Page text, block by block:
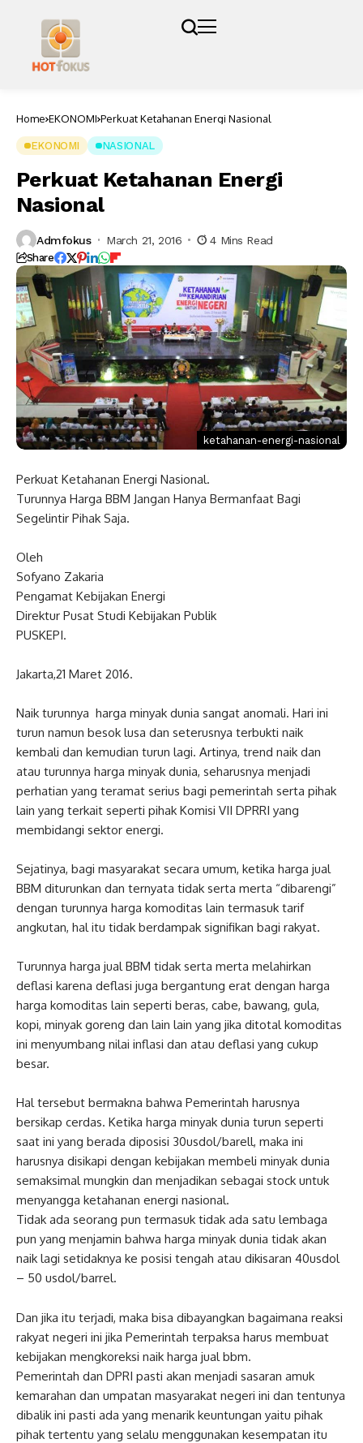
Home EKONOMI Perkuat Ketahanan Energi Nasional
EKONOMI NASIONAL
Perkuat Ketahanan Energi
Nasional
Admfokus March 21, 2016 4 Mins Read
Share
ketahanan-energi-nasional
Perkuat Ketahanan Energi Nasional.
Turunnya Harga BBM Jangan Hanya Bermanfaat Bagi
Segelintir Pihak Saja.‎
Oleh
Sofyano Zakaria
Pengamat Kebijakan Energi
Direktur Pusat Studi Kebijakan Publik
PUSKEPI.
Jakarta,21 Maret 2016.
Naik turunnya harga minyak dunia sangat anomali. Hari ini
turun namun besok lusa dan seterusnya terbukti naik
kembali dan kemudian turun lagi. Artinya, trend naik dan
atau turunnya harga minyak dunia, seharusnya menjadi
perhatian yang teramat serius bagi pemerintah serta pihak
lain yang terkait seperti pihak Komisi VII DPRRI yang
membidangi sektor energi.
Sejatinya, bagi masyarakat secara umum, ketika harga jual
BBM diturunkan dan ternyata tidak serta merta “dibarengi”
dengan turunnya harga komoditas lain termasuk tarif
angkutan, hal itu tidak berdampak signifikan bagi rakyat.
Turunnya harga jual BBM tidak serta merta melahirkan
deflasi karena deflasi juga bergantung erat dengan harga
harga komoditas lain seperti beras, cabe, bawang, gula,
kopi, minyak goreng dan lain lain yang jika ditotal komoditas
ini menyumbang nilai inflasi dan atau deflasi yang cukup
besar.
Hal tersebut bermakna bahwa Pemerintah harusnya
bersikap cerdas. Ketika harga minyak dunia turun seperti
saat ini yang berada diposisi 30usdol/barell, maka ini
harusnya disikapi dengan kebijakan membeli minyak dunia
semaksimal mungkin dan menjadikan sebagai stock untuk
menyangga ketahanan energi nasional.
Tidak ada seorang pun termasuk tidak ada satu lembaga
pun yang menjamin bahwa harga minyak dunia tidak akan
naik lagi setidaknya ke posisi tengah atau dikisaran 40usdol
– 50 usdol/barrel.
Dan jika itu terjadi, maka bisa dibayangkan bagaimana reaksi
rakyat negeri ini jika Pemerintah terpaksa harus membuat
kebijakan mengkoreksi naik harga jual bbm.
Pemerintah dan DPRI pasti akan menjadi sasaran amuk
kemarahan dan umpatan masyarakat negeri ini dan tentunya
dibalik ini pasti ada yang menarik keuntungan yaitu pihak
pihak tertentu yang selalu menggunakan kesempatan itu